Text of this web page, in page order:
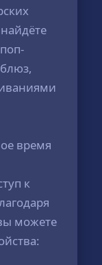
время
к
можете